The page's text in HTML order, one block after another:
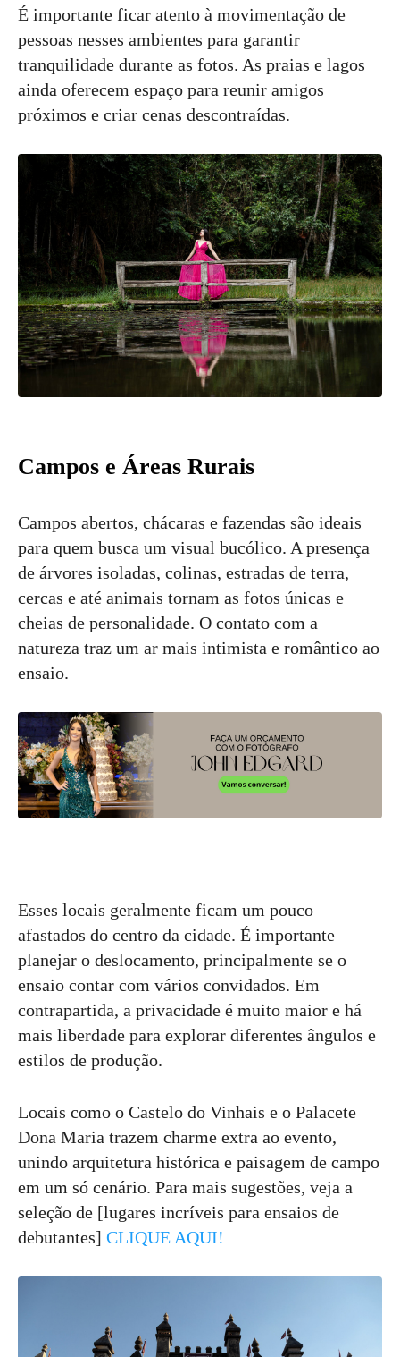
É importante ficar atento à movimentação de
pessoas nesses ambientes para garantir
tranquilidade durante as fotos. As praias e lagos
ainda oferecem espaço para reunir amigos
próximos e criar cenas descontraídas.
Campos e Áreas Rurais
Campos abertos, chácaras e fazendas são ideais
para quem busca um visual bucólico. A presença
de árvores isoladas, colinas, estradas de terra,
cercas e até animais tornam as fotos únicas e
cheias de personalidade. O contato com a
natureza traz um ar mais intimista e romântico ao
ensaio.
Esses locais geralmente ficam um pouco
afastados do centro da cidade. É importante
planejar o deslocamento, principalmente se o
ensaio contar com vários convidados. Em
contrapartida, a privacidade é muito maior e há
mais liberdade para explorar diferentes ângulos e
estilos de produção.
Locais como o Castelo do Vinhais e o Palacete
Dona Maria trazem charme extra ao evento,
unindo arquitetura histórica e paisagem de campo
em um só cenário. Para mais sugestões, veja a
seleção de [lugares incríveis para ensaios de
debutantes] CLIQUE AQUI!